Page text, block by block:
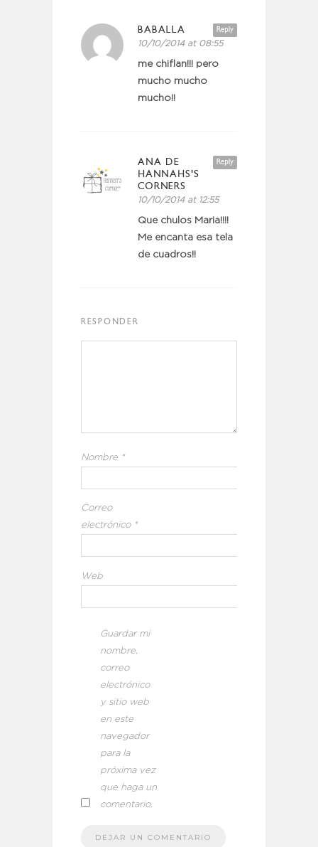
Reply
BABALLA
10/10/2014 at 08:55
me chiflan!!! pero
mucho mucho
mucho!!
Reply
ANA DE
HANNAHS'S
CORNERS
10/10/2014 at 12:55
Que chulos Maria!!!!
Me encanta esa tela
de cuadros!!
RESPONDER
Nombre *
Correo
electrónico *
Web
Guardar mi
nombre,
correo
electrónico
y sitio web
en este
navegador
para la
próxima vez
que haga un
comentario.